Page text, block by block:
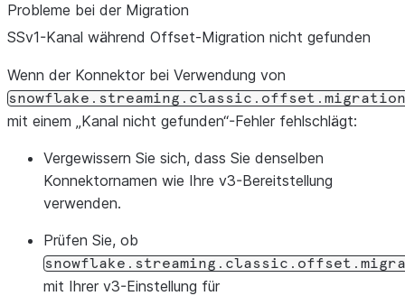
Probleme bei der Migration
SSv1-Kanal während Offset-Migration nicht gefunden
Wenn der Konnektor bei Verwendung von
mit einem „Kanal nicht gefunden“-Fehler fehlschlägt:
Vergewissern Sie sich, dass Sie denselben
Konnektornamen wie Ihre v3-Bereitstellung
verwenden.
Prüfen Sie, ob
mit Ihrer v3-Einstellung für